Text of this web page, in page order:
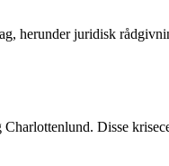
herunder juridisk
Disse